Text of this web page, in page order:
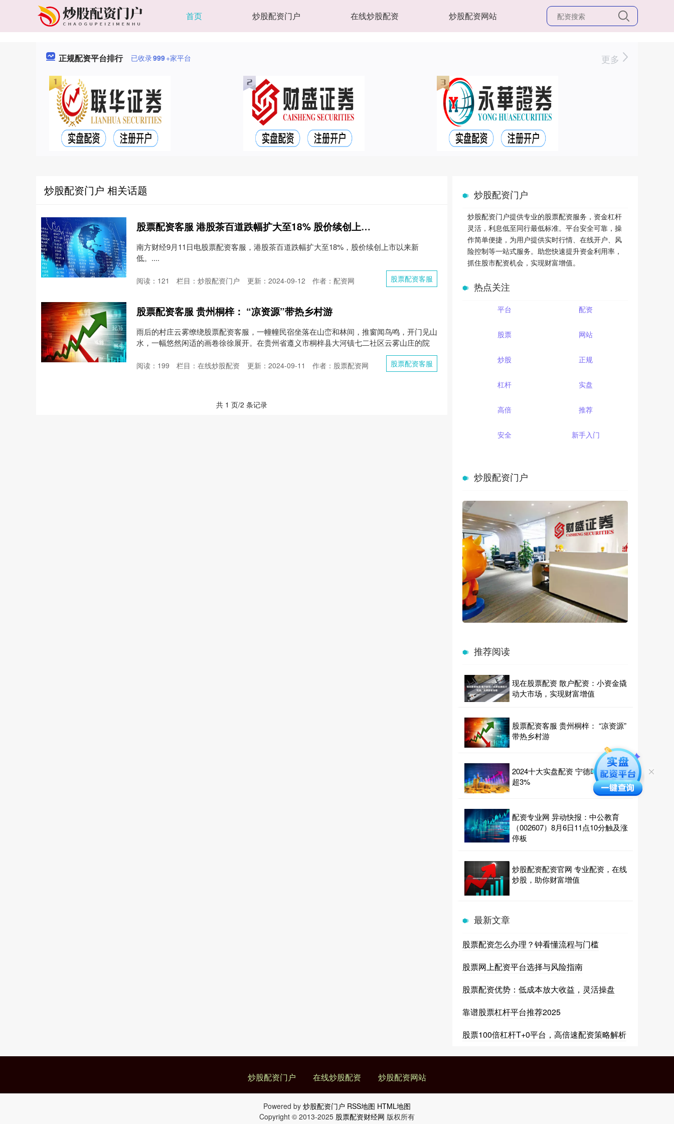
首页 炒股配资门户 在线炒股配资 炒股配资网站
正规配资平台排行 已收录999+家平台 更多
炒股配资门户 相关话题
股票配资客服 港股茶百道跌幅扩大至18% 股价续创上市以来新低
南方财经9月11日电股票配资客服，港股茶百道跌幅扩大至18%，股价续创上市以来新
低。....
股票配资客服
更新：2024-09-12 作者：配资网
阅读： 121 栏目： 炒股配资门户
股票配资客服 贵州桐梓： “凉资源”带热乡村游
雨后的村庄云雾缭绕股票配资客服，一幢幢民宿坐落在山峦和林间，推窗闻鸟鸣，开门见山
水，一幅悠然闲适的画卷徐徐展开。在贵州省遵义市桐梓县大河镇七二社区云雾山庄的院
股票配资客服
更新：2024-09-11 作者：股票配资网
阅读： 199 栏目： 在线炒股配资
共 1 页/2 条记录
炒股配资门户
炒股配资门户提供专业的股票配资服务，资金杠杆
灵活，利息低至同行最低标准。平台安全可靠，操
作简单便捷，为用户提供实时行情、在线开户、风
险控制等一站式服务。助您快速提升资金利用率，
抓住股市配资机会，实现财富增值。
热点关注
平台 配资
股票 网站
炒股 正规
杠杆 实盘
高倍 推荐
安全 新手入门
炒股配资门户
推荐阅读
现在股票配资 散户配资：小资金撬
动大市场，实现财富增值
股票配资客服 贵州桐梓： “凉资源”
带热乡村游
2024十大实盘配资 宁德时代盘中涨
超3%
配资专业网 异动快报：中公教育
（002607）8月6日11点10分触及涨
停板
炒股配资配资官网 专业配资，在线
炒股，助你财富增值
最新文章
股票配资怎么办理？钟看懂流程与门槛
股票网上配资平台选择与风险指南
股票配资优势：低成本放大收益，灵活操盘
靠谱股票杠杆平台推荐2025
股票100倍杠杆T+0平台，高倍速配资策略解析
炒股配资门户 在线炒股配资 炒股配资网站
Powered by 炒股配资门户 RSS地图 HTML地图
Copyright © 2013-2025 股票配资财经网 版权所有